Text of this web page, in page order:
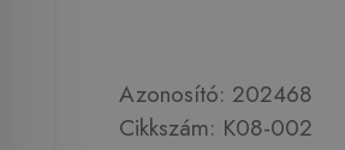
Azonosító: 202468
Cikkszám: K08-002